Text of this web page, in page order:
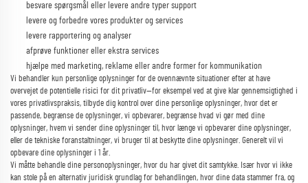
besvare spørgsmål eller levere andre typer support
levere og forbedre vores produkter og services
levere rapportering og analyser
afprøve funktioner eller ekstra services
hjælpe med marketing, reklame eller andre former for kommunikation
Vi behandler kun personlige oplysninger for de ovennævnte situationer efter at have
overvejet de potentielle risici for dit privatliv—for eksempel ved at give klar gennemsigtighed i
vores privatlivspraksis, tilbyde dig kontrol over dine personlige oplysninger, hvor det er
passende, begrænse de oplysninger, vi opbevarer, begrænse hvad vi gør med dine
oplysninger, hvem vi sender dine oplysninger til, hvor længe vi opbevarer dine oplysninger,
eller de tekniske foranstaltninger, vi bruger til at beskytte dine oplysninger. Generelt vil vi
opbevare dine oplysninger i 1 år.
Vi måtte behandle dine personoplysninger, hvor du har givet dit samtykke. Især hvor vi ikke
kan stole på en alternativ juridisk grundlag for behandlingen, hvor dine data stammer fra, og